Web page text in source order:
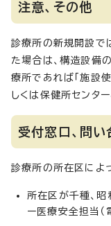
注意、その他
診療所の新規開設で
た場合は、構造設備
療所であれば「施設
しくは保健所センタ
受付窓口、問い
診療所の所在区によ
所在区が千種、昭
ー医療安全担当